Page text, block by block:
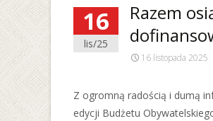
16
lis/25
Razem
16 listopada 2025
Z ogromną radością i dumą
edycji Budżetu